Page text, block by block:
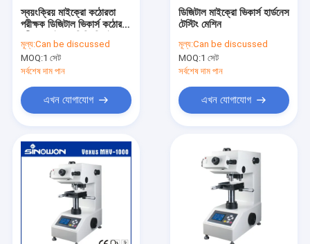
স্বয়ংক্রিয় মাইক্রো কঠোরতা
পরীক্ষক ডিজিটাল ভিকার্স কঠোরতা
1010 এ
মূল্য:Can be discussed
MOQ:1 সেট
সর্বশেষ দাম পান
এখন যোগাযোগ
ডিজিটাল মাইক্রো ভিকার্স হার্ডনেস
টেস্টিং মেশিন
মূল্য:Can be discussed
MOQ:1 সেট
সর্বশেষ দাম পান
এখন যোগাযোগ